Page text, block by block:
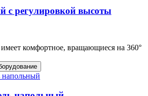
с регулировкой высоты
комфортное, вращающиеся на 360°